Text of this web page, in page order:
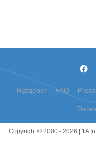
Ratgeber FAQ
Copyright © 2000 - 2026 | 1A